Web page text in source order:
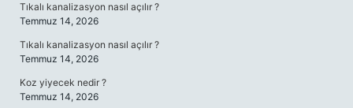
Tıkalı kanalizasyon nasıl açılır ?
Temmuz 14, 2026
Tıkalı kanalizasyon nasıl açılır ?
Temmuz 14, 2026
Koz yiyecek nedir ?
Temmuz 14, 2026